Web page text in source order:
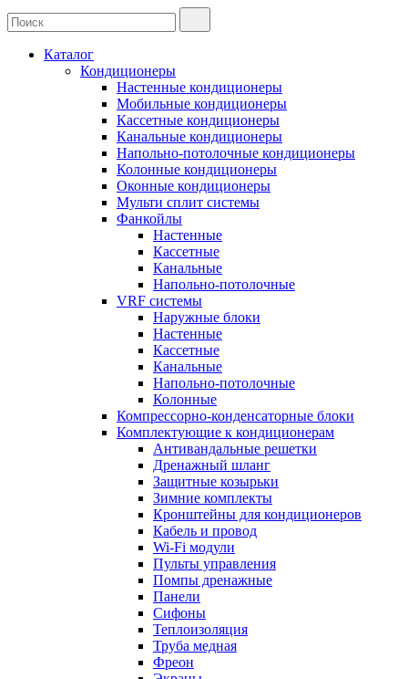
Каталог
Кондиционеры
Настенные кондиционеры
Мобильные кондиционеры
Кассетные кондиционеры
Канальные кондиционеры
Напольно-потолочные кондиционеры
Колонные кондиционеры
Оконные кондиционеры
Мульти сплит системы
Фанкойлы
Настенные
Кассетные
Канальные
Напольно-потолочные
VRF системы
Наружные блоки
Настенные
Кассетные
Канальные
Напольно-потолочные
Колонные
Компрессорно-конденсаторные блоки
Комплектующие к кондиционерам
Антивандальные решетки
Дренажный шланг
Защитные козырьки
Зимние комплекты
Кронштейны для кондиционеров
Кабель и провод
Wi-Fi модули
Пульты управления
Помпы дренажные
Панели
Сифоны
Теплоизоляция
Труба медная
Фреон